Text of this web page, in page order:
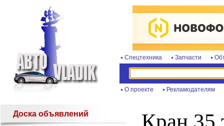
Спецтехника Запчасти
О проекте Рекламодателям
Доска объявлений Кран 35